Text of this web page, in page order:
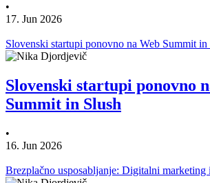
•
17. Jun 2026
Slovenski startupi ponovno na Web Summit in
Slovenski startupi ponovno
Summit in Slush
•
16. Jun 2026
Brezplačno usposabljanje: Digitalni marketing